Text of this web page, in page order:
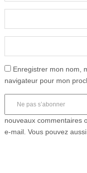
Enregistrer mon nom,
navigateur pour mon
nouveaux commentaires
e-mail. Vous pouvez aussi